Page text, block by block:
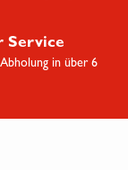
Service
in über 6